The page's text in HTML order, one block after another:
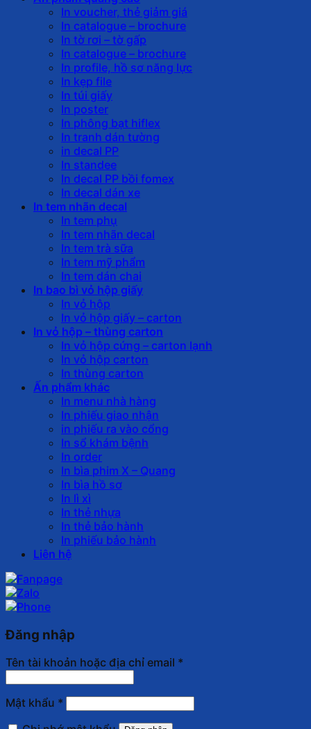
In voucher, thẻ giảm giá
In catalogue – brochure
In tờ rơi – tờ gấp
In catalogue – brochure
In profile, hồ sơ năng lực
In kẹp file
In túi giấy
In poster
In phông bạt hiflex
In tranh dán tường
in decal PP
In standee
In decal PP bồi fomex
In decal dán xe
In tem nhãn decal
In tem phụ
In tem nhãn decal
In tem trà sữa
In tem mỹ phẩm
In tem dán chai
In bao bì vỏ hộp giấy
In vỏ hộp
In vỏ hộp giấy – carton
In vỏ hộp – thùng carton
In vỏ hộp cứng – carton lạnh
In vỏ hộp carton
In thùng carton
Ấn phẩm khác
In menu nhà hàng
In phiếu giao nhận
in phiếu ra vào cổng
In sổ khám bệnh
In order
In bìa phim X – Quang
In bìa hồ sơ
In lì xì
In thẻ nhựa
In thẻ bảo hành
In phiếu bảo hành
Liên hệ
Đăng nhập
Tên tài khoản hoặc địa chỉ email *
Mật khẩu *